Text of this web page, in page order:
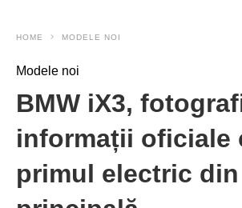
HOME MODELE NOI
Modele noi
BMW iX3,
informații oficiale
primul electric